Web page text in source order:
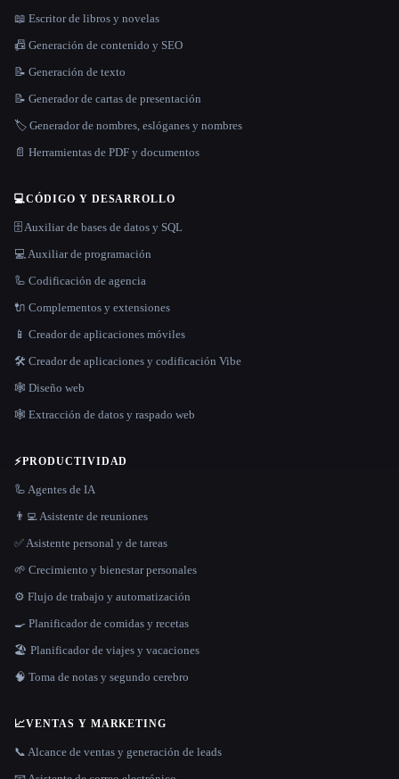
📖 Escritor de libros y novelas
📠 Generación de contenido y SEO
📝 Generación de texto
📝 Generador de cartas de presentación
🏷️ Generador de nombres, eslóganes y nombres
📄 Herramientas de PDF y documentos
💻CÓDIGO Y DESARROLLO
🗄️ Auxiliar de bases de datos y SQL
💻 Auxiliar de programación
🦾 Codificación de agencia
🔌 Complementos y extensiones
📱 Creador de aplicaciones móviles
🛠️ Creador de aplicaciones y codificación Vibe
🕸 Diseño web
🕸️ Extracción de datos y raspado web
⚡PRODUCTIVIDAD
🦾 Agentes de IA
👨‍💻 Asistente de reuniones
✅ Asistente personal y de tareas
🌱 Crecimiento y bienestar personales
⚙️ Flujo de trabajo y automatización
🍳 Planificador de comidas y recetas
🏖 Planificador de viajes y vacaciones
🧠 Toma de notas y segundo cerebro
📈VENTAS Y MARKETING
📞 Alcance de ventas y generación de leads